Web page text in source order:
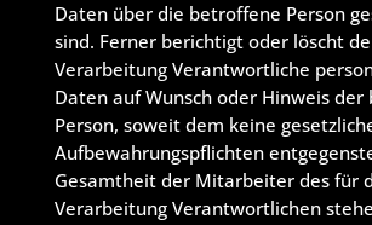
Daten über die betroffene Person
sind. Ferner berichtigt oder löscht
Verarbeitung Verantwortliche
Daten auf Wunsch oder Hinweis
Person, soweit dem keine
Aufbewahrungspflichten
Gesamtheit der Mitarbeiter des für
Verarbeitung Verantwortlichen